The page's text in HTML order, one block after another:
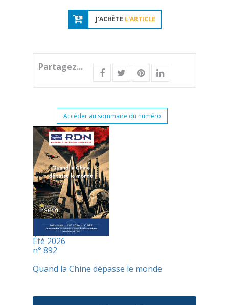
J'ACHÈTE L'ARTICLE
Partagez...
Accéder au sommaire du numéro
Été 2026
n° 892
Quand la Chine dépasse le monde